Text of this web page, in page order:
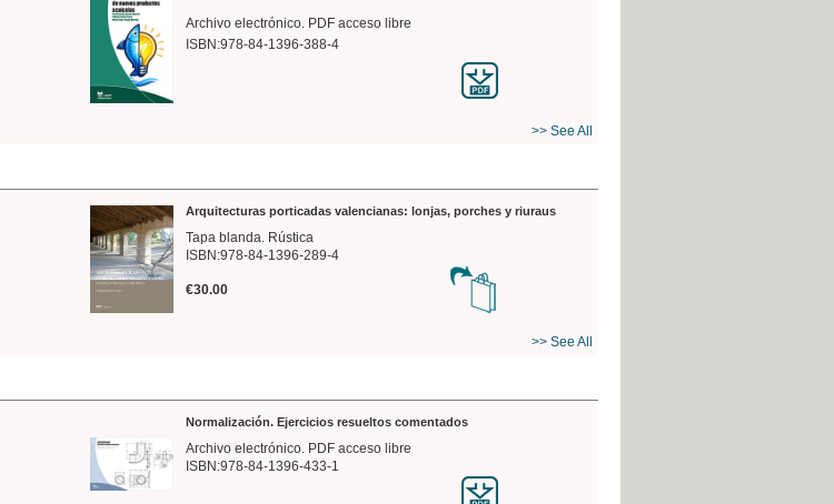
Archivo electrónico. PDF acceso libre
ISBN:978-84-1396-388-4
>> See All
Arquitecturas porticadas valencianas: lonjas, porches y riuraus
Tapa blanda. Rústica
ISBN:978-84-1396-289-4
€30.00
>> See All
Normalización. Ejercicios resueltos comentados
Archivo electrónico. PDF acceso libre
ISBN:978-84-1396-433-1